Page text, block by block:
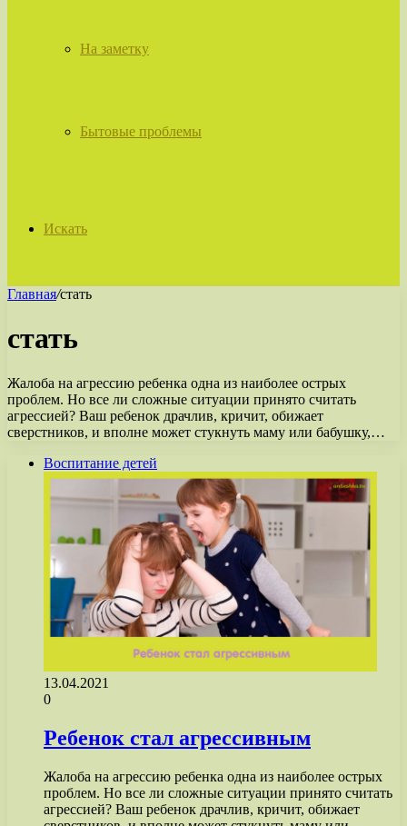
На заметку
Бытовые проблемы
Искать
Главная/стать
стать
Жалоба на агрессию ребенка одна из наиболее острых
проблем. Но все ли сложные ситуации принято считать
агрессией? Ваш ребенок драчлив, кричит, обижает
сверстников, и вполне может стукнуть маму или бабушку,…
Воспитание детей
13.04.2021
0
Ребенок стал агрессивным
Жалоба на агрессию ребенка одна из наиболее острых
проблем. Но все ли сложные ситуации принято считать
агрессией? Ваш ребенок драчлив, кричит, обижает